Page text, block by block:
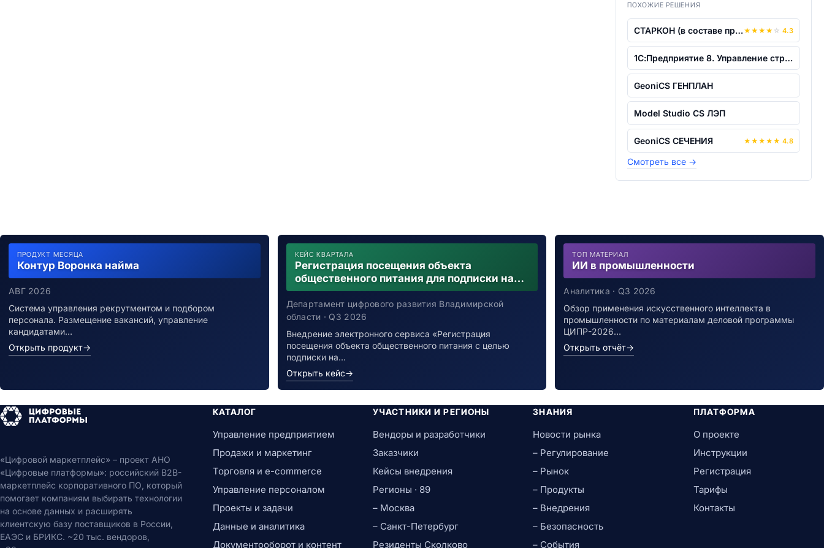
ПОХОЖИЕ РЕШЕНИЯ
СТАРКОН (в составе программ STARK ES,...★ ★ ★ ★ ☆ 4.3
1С:Предприятие 8. Управление строитель...
GeoniCS ГЕНПЛАН
Model Studio CS ЛЭП
GeoniCS СЕЧЕНИЯ ★ ★ ★ ★ ★ 4.8
Смотреть все →
ПРОДУКТ МЕСЯЦА
Контур Воронка найма
АВГ 2026
Система управления рекрутментом и подбором
персонала. Размещение вакансий, управление
кандидатами…
Открыть продукт→
КЕЙС КВАРТАЛА
Регистрация посещения объекта
общественного питания для подписки на
уведомления о возможном контакте с
заболевшим новой коронавирусной
инфекцией
Департамент цифрового развития Владимирской
области · Q3 2026
Внедрение электронного сервиса «Регистрация
посещения объекта общественного питания с целью
подписки на…
Открыть кейс→
ТОП МАТЕРИАЛ
ИИ в промышленности
Аналитика · Q3 2026
Обзор применения искусственного интеллекта в
промышленности по материалам деловой программы
ЦИПР-2026…
Открыть отчёт→
«Цифровой маркетплейс» – проект АНО
«Цифровые платформы»: российский B2B-
маркетплейс корпоративного ПО, который
помогает компаниям выбирать технологии
на основе данных и расширять
клиентскую базу поставщиков в России,
ЕАЭС и БРИКС. ~20 тыс. вендоров,
КАТАЛОГ
Управление предприятием
Продажи и маркетинг
Торговля и e-commerce
Управление персоналом
Проекты и задачи
Данные и аналитика
Документооборот и контент
УЧАСТНИКИ И РЕГИОНЫ
Вендоры и разработчики
Заказчики
Кейсы внедрения
Регионы · 89
– Москва
– Санкт-Петербург
Резиденты Сколково
ЗНАНИЯ
Новости рынка
– Регулирование
– Рынок
– Продукты
– Внедрения
– Безопасность
– События
ПЛАТФОРМА
О проекте
Инструкции
Регистрация
Тарифы
Контакты